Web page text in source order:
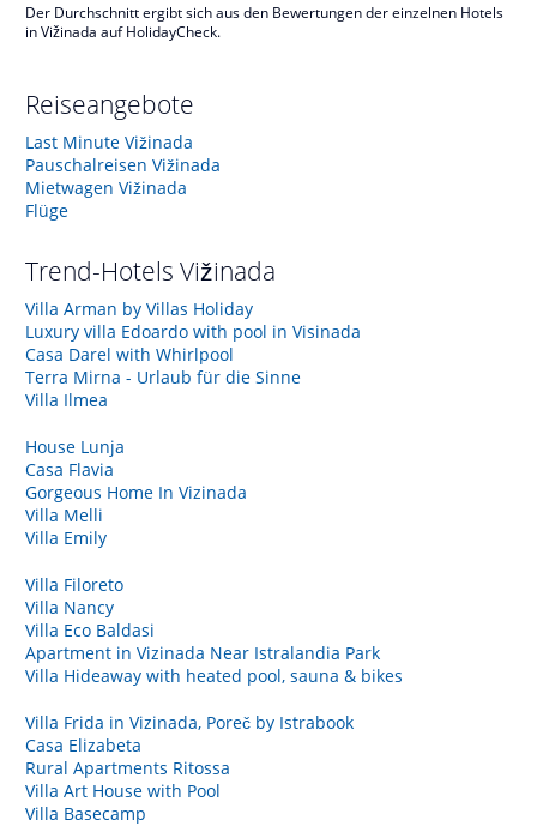
Der Durchschnitt ergibt sich aus den Bewertungen der einzelnen Hotels
in Vižinada auf HolidayCheck.
Reiseangebote
Last Minute Vižinada
Pauschalreisen Vižinada
Mietwagen Vižinada
Flüge
Trend-Hotels Vižinada
Villa Arman by Villas Holiday
Luxury villa Edoardo with pool in Visinada
Casa Darel with Whirlpool
Terra Mirna - Urlaub für die Sinne
Villa Ilmea
House Lunja
Casa Flavia
Gorgeous Home In Vizinada
Villa Melli
Villa Emily
Villa Filoreto
Villa Nancy
Villa Eco Baldasi
Apartment in Vizinada Near Istralandia Park
Villa Hideaway with heated pool, sauna & bikes
Villa Frida in Vizinada, Poreč by Istrabook
Casa Elizabeta
Rural Apartments Ritossa
Villa Art House with Pool
Villa Basecamp